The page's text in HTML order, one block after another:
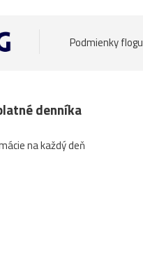
Podmienky flogu
denníka
na každý deň